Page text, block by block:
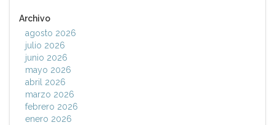
Archivo
agosto 2026
julio 2026
junio 2026
mayo 2026
abril 2026
marzo 2026
febrero 2026
enero 2026